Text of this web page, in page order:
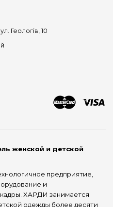
Геологів, 10
женской и детской
предприятие,
и
ХАРДИ занимается
одежды более десяти